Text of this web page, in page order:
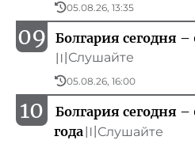
05.08.26, 13:35
09 Болгария сегодня –
〣 Слушайте
05.08.26, 16:00
10
Болгария сегодня –
года 〣 Слушайте